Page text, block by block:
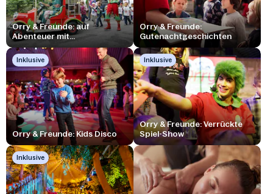
Orry & Freunde: auf
Abenteuer mit...
Orry & Freunde:
Gutenachtgeschichten
Inklusive
Orry & Freunde: Kids Disco
Inklusive
Orry & Freunde: Verrückte
Spiel-Show
Inklusive